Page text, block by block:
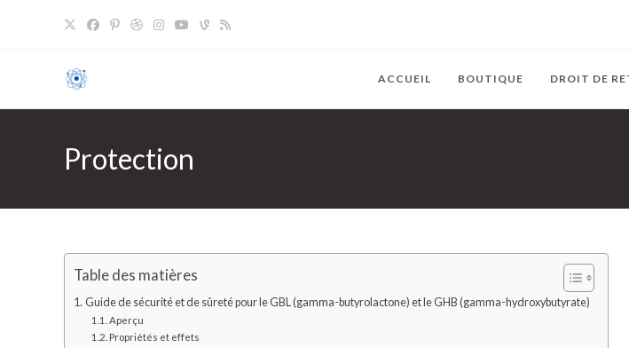
ACCUEIL BOUTIQUE DROIT DE
Protection
Table des matières
Guide de sécurité et de sûreté pour le GBL (gamma-butyrolactone) et le GHB (gamma-hydroxybutyrate)
Aperçu
Propriétés et effets